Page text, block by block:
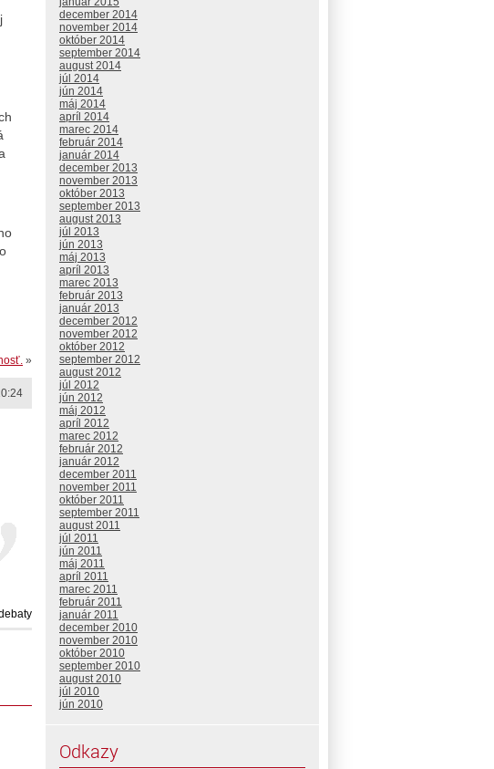
»
december 2014
november 2014
október 2014
september 2014
august 2014
júl 2014
jún 2014
máj 2014
apríl 2014
marec 2014
február 2014
január 2014
december 2013
november 2013
október 2013
september 2013
august 2013
júl 2013
jún 2013
máj 2013
apríl 2013
marec 2013
február 2013
január 2013
december 2012
november 2012
október 2012
september 2012
august 2012
júl 2012
jún 2012
máj 2012
apríl 2012
marec 2012
február 2012
január 2012
december 2011
november 2011
október 2011
september 2011
august 2011
júl 2011
jún 2011
máj 2011
apríl 2011
marec 2011
február 2011
január 2011
december 2010
november 2010
október 2010
september 2010
august 2010
júl 2010
jún 2010
Odkazy